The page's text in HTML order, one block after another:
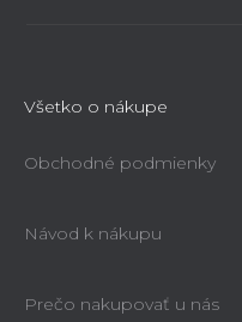
Všetko o nákupe
Obchodné podmienky
Návod k nákupu
Prečo nakupovať u nás